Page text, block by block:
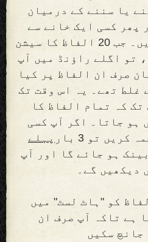
یا سننے کے درمیان
پھر کسی ایک خانے سے
ترجمہ منتخب کریں۔ جب 20 الفاظ کا سیشن
تو اگلے راؤنڈ میں آپ
صرف ان الفاظ پر کیا
غلط تھے۔ یہ اس وقت تک
کہ تمام الفاظ کا
ہو جاتا۔ اگر آپ کسی
تو 3 بار
پہلے
ہو جائے گا اور آپ
دیکھیں گے۔
کو "ہاٹ لسٹ" میں
ہے تاکہ آپ صرف ان
جانچ سکیں